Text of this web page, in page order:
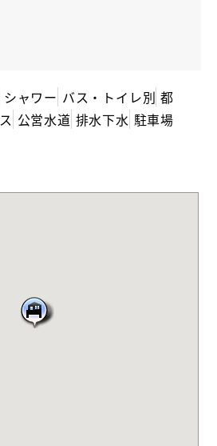
シャワー バス・トイレ別 都
公営水道 排水下水 駐車場